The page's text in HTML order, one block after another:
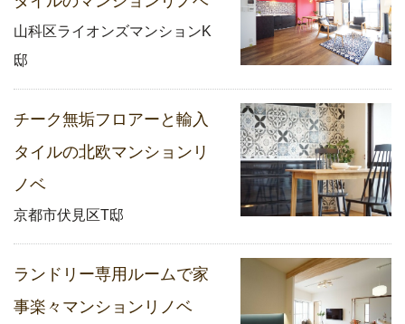
山科区ライオンズマンションK
邸
チーク無垢フロアーと輸入
タイルの北欧マンションリ
ノベ
京都市伏見区T邸
ランドリー専用ルームで家
事楽々マンションリノベ